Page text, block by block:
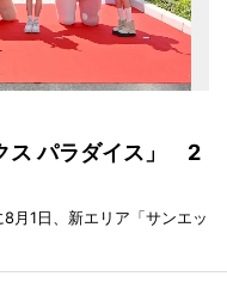
ス パラダイス」 2
月1日、新エリア「サンエッ